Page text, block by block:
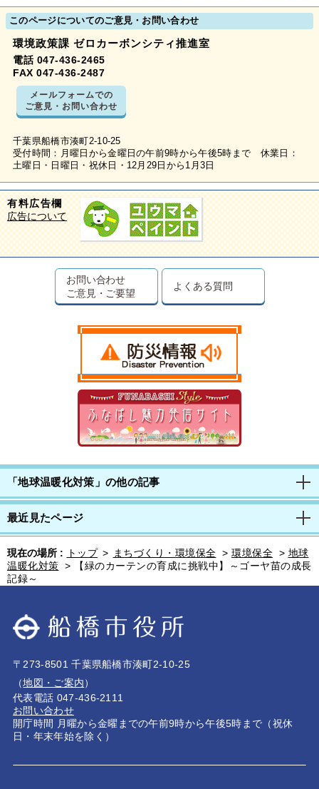
このページについてのご意見・お問い合わせ
環境政策課 ゼロカーボンシティ推進室
電話 047-436-2465
FAX 047-436-2487
メールフォームでの
ご意見・お問い合わせ
千葉県船橋市湊町2-10-25
受付時間：月曜日から金曜日の午前9時から午後5時まで 休業日：
土曜日・日曜日・祝休日・12月29日から1月3日
有料広告欄
広告について
お問い合わせ
ご意見・ご要望
よくある質問
「地球温暖化対策」の他の記事
最近見たページ
現在の場所 : トップ > まちづくり・環境保全 > 環境保全 > 地球
温暖化対策 >
【緑のカーテンの育成に挑戦中】～ゴーヤ苗の成長
記録～
〒273-8501 千葉県船橋市湊町2-10-25
（地図・ご案内）
代表電話 047-436-2111
お問い合わせ
開庁時間 月曜から金曜までの午前9時から午後5時まで（祝休
日・年末年始を除く）